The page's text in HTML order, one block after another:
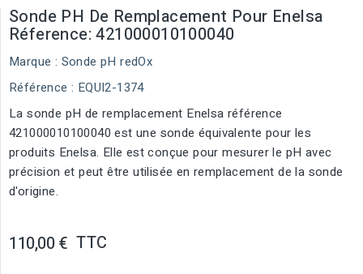
Sonde PH De Remplacement Pour Enelsa
Réference: 421000010100040
Marque : Sonde pH redOx
Référence : EQUI2-1374
La sonde pH de remplacement Enelsa référence
421000010100040 est une sonde équivalente pour les
produits Enelsa. Elle est conçue pour mesurer le pH avec
précision et peut être utilisée en remplacement de la sonde
d'origine.
110,00 € TTC